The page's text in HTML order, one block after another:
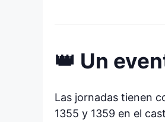
👑 Un
Las jornadas tienen
1355 y 1359 en el